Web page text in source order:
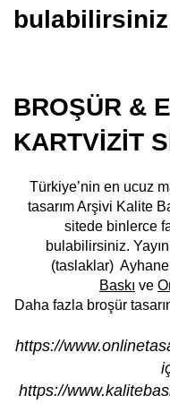
BROŞÜR &
KARTVİZİT
Türkiye’nin en ucuz
tasarım Arşivi Kalite
sitede binlerce
bulabilirsiniz.
(taslaklar)
Baskı ve
Daha fazla broşür
https://
https://